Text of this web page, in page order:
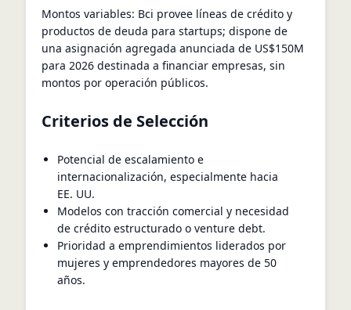
Montos variables: Bci provee líneas de crédito y
productos de deuda para startups; dispone de
una asignación agregada anunciada de US$150M
para 2026 destinada a financiar empresas, sin
montos por operación públicos.
Criterios de Selección
Potencial de escalamiento e
internacionalización, especialmente hacia
EE. UU.
Modelos con tracción comercial y necesidad
de crédito estructurado o venture debt.
Prioridad a emprendimientos liderados por
mujeres y emprendedores mayores de 50
años.